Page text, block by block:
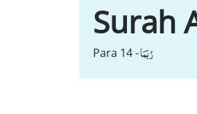
Surah
Para 14 -رُبَمَا